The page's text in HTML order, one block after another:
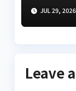
JUL 29, 2026
Leave